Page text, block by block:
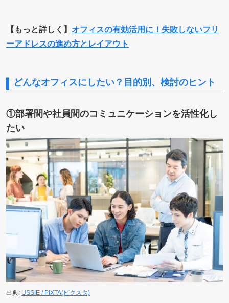
【もっと詳しく】 オフィスの有効活用に！失敗しないフリ
ーアドレスの進め方とレイアウト
どんなオフィスにしたい？目的別、検討のヒント
①部署間や社員間のコミュニケーションを活性化し
たい
出典: USSIE / PIXTA(ピクスタ)